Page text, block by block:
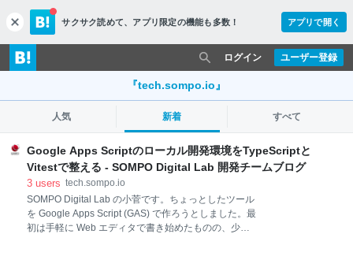
c
l
o
s
サクサク読めて、 アプリ限定の機能も多数！ アプリで開く
ユーザー登録
ログイン
『tech.sompo.io』
人気 新着 すべて
Google Apps Scriptのローカル開発環境をTypeScriptと
Vitestで整える - SOMPO Digital Lab 開発チームブログ
3 users tech.sompo.io
SOMPO Digital Lab の小菅です。ちょっとしたツール
を Google Apps Script (GAS) で作ろうとしました。最
初は手軽に Web エディタで書き始めたものの、少し